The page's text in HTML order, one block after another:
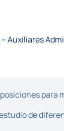
Auxiliares
de